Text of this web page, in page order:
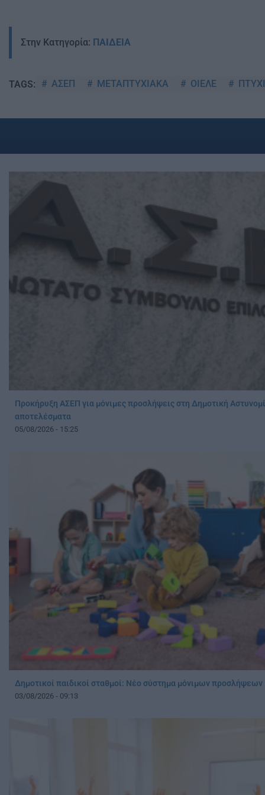
Στην Κατηγορία: ΠΑΙΔΕΙΑ
TAGS: ΑΣΕΠ ΜΕΤΑΠΤΥΧΙΑΚΑ ΟΙΕΛΕ
Προκήρυξη ΑΣΕΠ για μόνιμες προσλήψεις στη Δημοτική
αποτελέσματα
05/08/2026 - 15:25
Δημοτικοί παιδικοί σταθμοί: Νέο σύστημα μόνιμων
03/08/2026 - 09:13